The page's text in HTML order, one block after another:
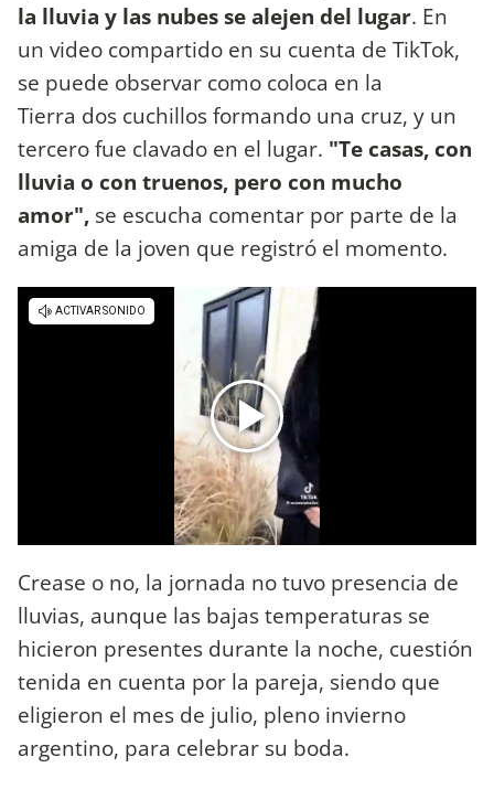
la lluvia y las nubes se alejen del lugar. En
un video compartido en su cuenta de TikTok,
se puede observar como coloca en la
Tierra dos cuchillos formando una cruz, y un
tercero fue clavado en el lugar. "Te casas, con
lluvia o con truenos, pero con mucho
amor", se escucha comentar por parte de la
amiga de la joven que registró el momento.
Crease o no, la jornada no tuvo presencia de
lluvias, aunque las bajas temperaturas se
hicieron presentes durante la noche, cuestión
tenida en cuenta por la pareja, siendo que
eligieron el mes de julio, pleno invierno
argentino, para celebrar su boda.